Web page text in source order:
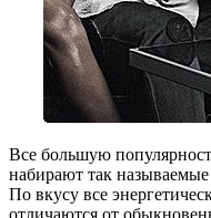
Все большую
набирают так
По вкусу все
отличаются от